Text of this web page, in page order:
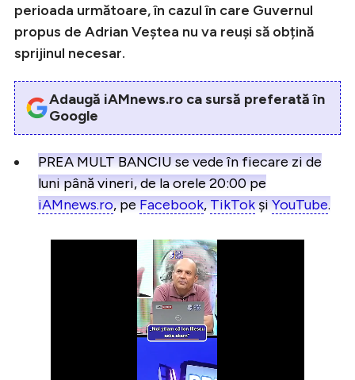
perioada următoare, în cazul în care Guvernul
propus de Adrian Veștea nu va reuși să obțină
sprijinul necesar.
Adaugă iAMnews.ro ca sursă preferată în
Google
PREA MULT BANCIU se vede în fiecare zi de
luni până vineri, de la orele 20:00 pe
iAMnews.ro, peFacebook,TikTokșiYouTube.